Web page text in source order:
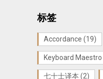
标签
Accordance (19)
Keyboard Maestro
七十士译本 (2)